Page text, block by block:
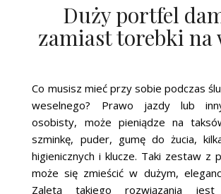
Duży portfel
zamiast torebki na
Co musisz mieć przy sobie podczas
weselnego? Prawo jazdy lub
osobisty, może pieniądze na
szminkę, puder, gumę do żucia,
higienicznych i klucze. Taki zestaw z
może się zmieścić w dużym,
Zaletą takiego rozwiązania